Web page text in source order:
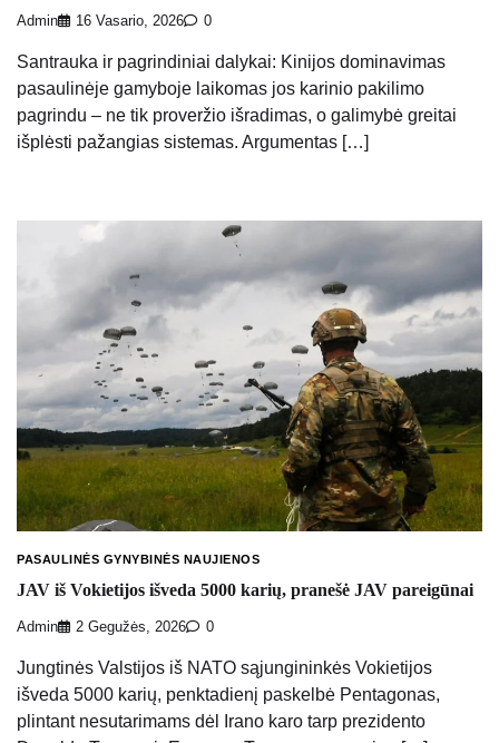
Admin 16 Vasario, 2026 0
Santrauka ir pagrindiniai dalykai: Kinijos dominavimas
pasaulinėje gamyboje laikomas jos karinio pakilimo
pagrindu – ne tik proveržio išradimas, o galimybė greitai
išplėsti pažangias sistemas. Argumentas […]
PASAULINĖS GYNYBINĖS NAUJIENOS
JAV iš Vokietijos išveda 5000 karių, pranešė JAV pareigūnai
Admin 2 Gegužės, 2026 0
Jungtinės Valstijos iš NATO sąjungininkės Vokietijos
išveda 5000 karių, penktadienį paskelbė Pentagonas,
plintant nesutarimams dėl Irano karo tarp prezidento